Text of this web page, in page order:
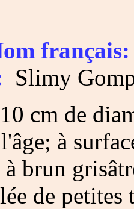
français:
Slimy
cm de
à
à brun
de petites